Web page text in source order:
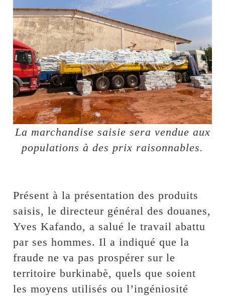
La marchandise saisie sera vendue aux
populations à des prix raisonnables.
Présent à la présentation des produits
saisis, le directeur général des douanes,
Yves Kafando, a salué le travail abattu
par ses hommes. Il a indiqué que la
fraude ne va pas prospérer sur le
territoire burkinabè, quels que soient
les moyens utilisés ou l’ingéniosité